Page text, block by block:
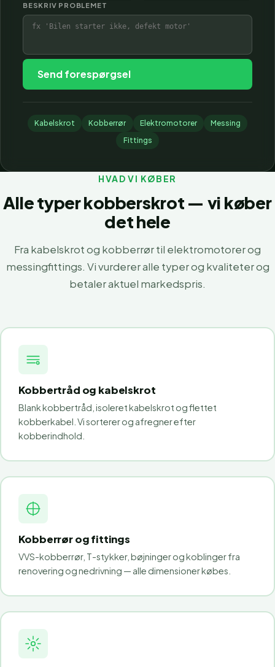
BESKRIV PROBLEMET
Send forespørgsel
Kabelskrot Kobberrør Elektromotorer
Messing
Fittings
HVAD VI KØBER
Alle typer kobberskrot — vi køber
det hele
Fra kabelskrot og kobberrør til elektromotorer og
messingfittings. Vi vurderer alle typer og kvaliteter og
betaler aktuel markedspris.
Kobbertråd og kabelskrot
Blank kobbertråd, isoleret kabelskrot og flettet
kobberkabel. Vi sorterer og afregner efter
kobberindhold.
Kobberrør og fittings
VVS-kobberrør, T-stykker, bøjninger og koblinger fra
renovering og nedrivning — alle dimensioner købes.